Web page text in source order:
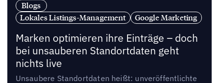
Blogs
Lokales Listings-Management
Google Marketing
Marken optimieren ihre Einträge – doch
bei unsauberen Standortdaten geht
nichts live
Unsaubere Standortdaten heißt: unveröffentlichte